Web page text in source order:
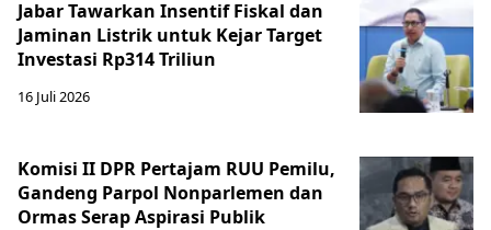
Jabar Tawarkan Insentif Fiskal dan
Jaminan Listrik untuk Kejar Target
Investasi Rp314 Triliun
16 Juli 2026
Komisi II DPR Pertajam RUU Pemilu,
Gandeng Parpol Nonparlemen dan
Ormas Serap Aspirasi Publik